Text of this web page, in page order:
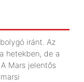
iránt. Az
hetekben, de a
Mars jelentős